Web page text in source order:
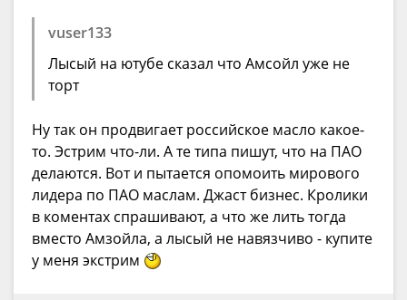
vuser133
Лысый на ютубе сказал что Амсойл уже не
торт
Ну так он продвигает российское масло какое-
то. Эстрим что-ли. А те типа пишут, что на ПАО
делаются. Вот и пытается опомоить мирового
лидера по ПАО маслам. Джаст бизнес. Кролики
в коментах спрашивают, а что же лить тогда
вместо Амзойла, а лысый не навязчиво - купите
у меня экстрим